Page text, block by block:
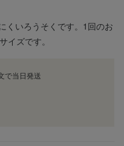
くいろうそくです。1回のお
イズです。
で当日発送